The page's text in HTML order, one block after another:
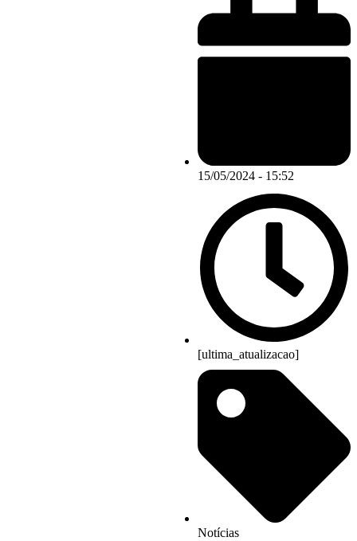
15/05/2024 - 15:52
[ultima_atualizacao]
Notícias